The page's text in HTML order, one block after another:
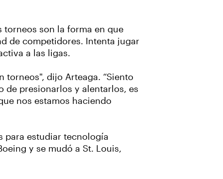
torneos son la forma en que
de competidores. Intenta jugar
a las ligas.
dijo Arteaga. “Siento
de presionarlos y alentarlos, es
nos estamos haciendo
para estudiar tecnología
y se mudó a St. Louis,